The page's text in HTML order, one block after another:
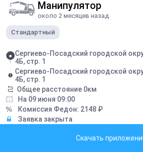
Манипулятор
около 2 месяцев назад
Стандартный
Сергиево-Посадский городской
4Б, стр. 1
Сергиево-Посадский городской
4Б, стр. 1
Общее расстояние 0км
На 09 июня 09:00
Комиссия Федон: 2148 ₽
Заявка закрыта
Скачать